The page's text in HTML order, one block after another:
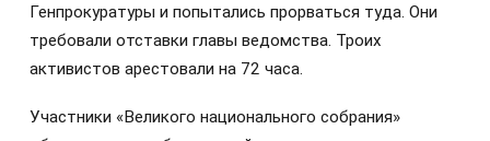
Генпрокуратуры и попытались прорваться туда. Они
требовали отставки главы ведомства. Троих
активистов арестовали на 72 часа.
Участники «Великого национального собрания»